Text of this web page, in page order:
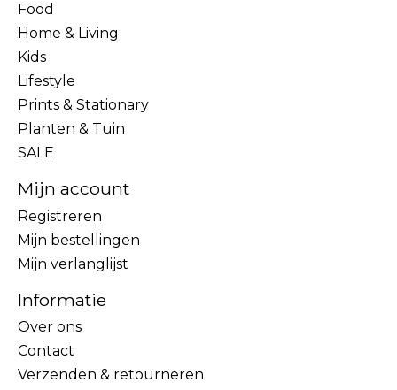
Food
Home & Living
Kids
Lifestyle
Prints & Stationary
Planten & Tuin
SALE
Mijn account
Registreren
Mijn bestellingen
Mijn verlanglijst
Informatie
Over ons
Contact
Verzenden & retourneren